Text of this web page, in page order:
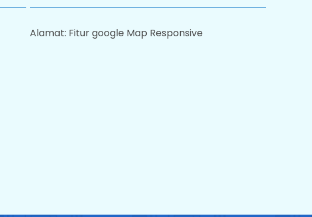
Alamat: Fitur google Map Responsive